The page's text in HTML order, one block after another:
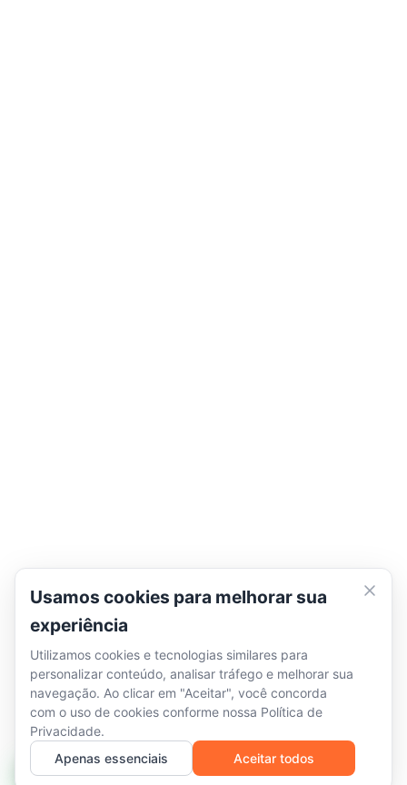
Usamos cookies para melhorar sua
experiência
Utilizamos cookies e tecnologias similares para
personalizar conteúdo, analisar tráfego e melhorar sua
navegação. Ao clicar em "Aceitar", você concorda
com o uso de cookies conforme nossa Política de
Privacidade.
Apenas essenciais
Aceitar todos